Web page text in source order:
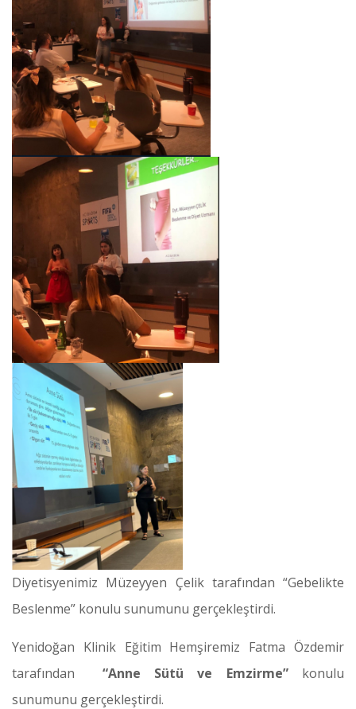
Diyetisyenimiz Müzeyyen Çelik tarafından “Gebelikte
Beslenme” konulu sunumunu gerçekleştirdi.
Yenidoğan Klinik Eğitim Hemşiremiz Fatma Özdemir
tarafından “Anne Sütü ve Emzirme”konulu
sunumunu gerçekleştirdi.